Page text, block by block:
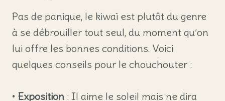
Pas de panique, le kiwaï est plutôt du genre
à se débrouiller tout seul, du moment qu’on
lui offre les bonnes conditions. Voici
quelques conseils pour le chouchouter :
• Exposition : Il aime le soleil mais ne dira